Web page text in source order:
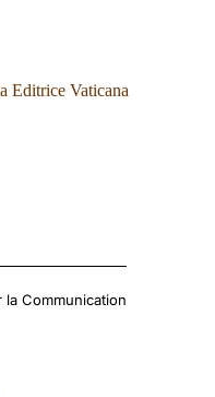
Editrice Vaticana
Communication